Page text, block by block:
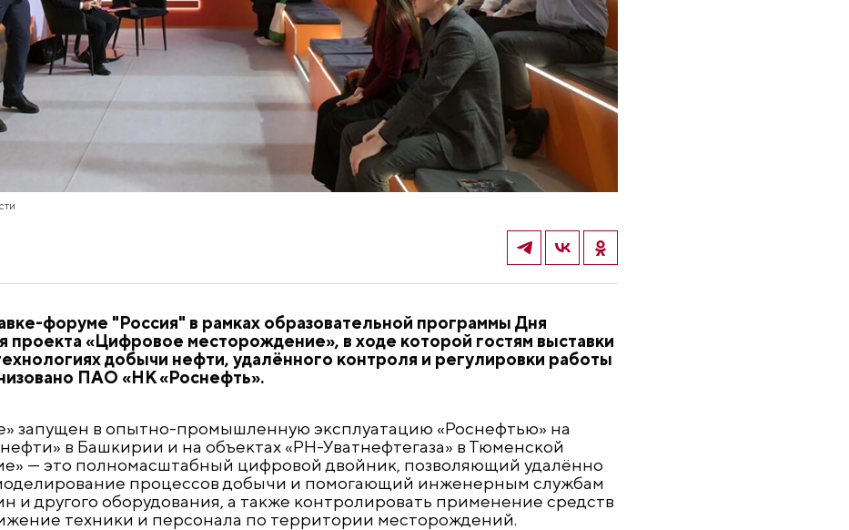
форуме "Россия" в рамках образовательной программы Дня
проекта «Цифровое месторождение», в ходе которой гостям выставки
добычи нефти, удалённого контроля и регулировки работы
ПАО «НК «Роснефть».
запущен в опытно-промышленную эксплуатацию «Роснефтью» на
в Башкирии и на объектах «РН-Уватнефтегаза» в Тюменской
— это полномасштабный цифровой двойник, позволяющий удалённо
процессов добычи и помогающий инженерным службам
и другого оборудования, а также контролировать применение средств
техники и персонала по территории месторождений.